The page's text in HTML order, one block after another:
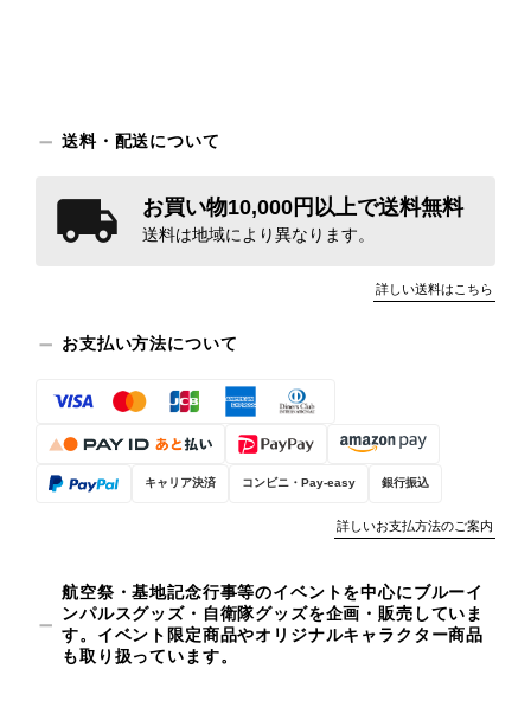
送料・配送について
お買い物10,000円以上で送料無料
送料は地域により異なります。
詳しい送料はこちら
お支払い方法について
キャリア決済 コンビニ・Pay-easy 銀行振込
詳しいお支払方法のご案内
航空祭・基地記念行事等のイベントを中心にブルーイ
ンパルスグッズ・自衛隊グッズを企画・販売していま
す。イベント限定商品やオリジナルキャラクター商品
も取り扱っています。